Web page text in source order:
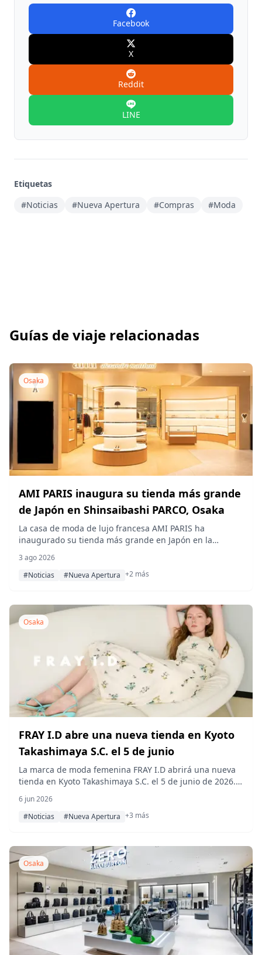
Facebook
X
Reddit
LINE
Etiquetas
#Noticias
#Nueva Apertura #Compras #Moda
Guías de viaje relacionadas
Osaka
AMI PARIS inaugura su tienda más grande
de Japón en Shinsaibashi PARCO, Osaka
La casa de moda de lujo francesa AMI PARIS ha
inaugurado su tienda más grande en Japón en la
espacio de 154 metros cuadrados ofrece su colección
otoño/invierno 2026 junto con una selección de ropa
3 ago 2026
#Noticias
#Nueva Apertura +2 más
Osaka
FRAY I.D abre una nueva tienda en Kyoto
Takashimaya S.C. el 5 de junio
La marca de moda femenina FRAY I.D abrirá una nueva
tienda en Kyoto Takashimaya S.C. el 5 de junio de 2026.
La gran inauguración contará con artículos en colores
limitados, campañas especiales para titulares de MA
CARD y puntos MA, y una bolsa tote de regalo para
6 jun 2026
#Noticias
#Nueva Apertura +3 más
Osaka